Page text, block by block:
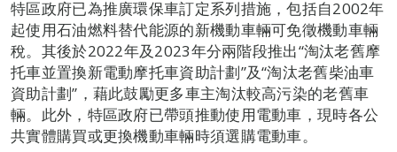
特區政府已為推廣環保車訂定系列措施，包括自2002年
起使用石油燃料替代能源的新機動車輛可免徵機動車輛
稅。其後於2022年及2023年分兩階段推出“淘汰老舊摩
托車並置換新電動摩托車資助計劃”及“淘汰老舊柴油車
資助計劃”，藉此鼓勵更多車主淘汰較高污染的老舊車
輛。此外，特區政府已帶頭推動使用電動車，現時各公
共實體購買或更換機動車輛時須選購電動車。